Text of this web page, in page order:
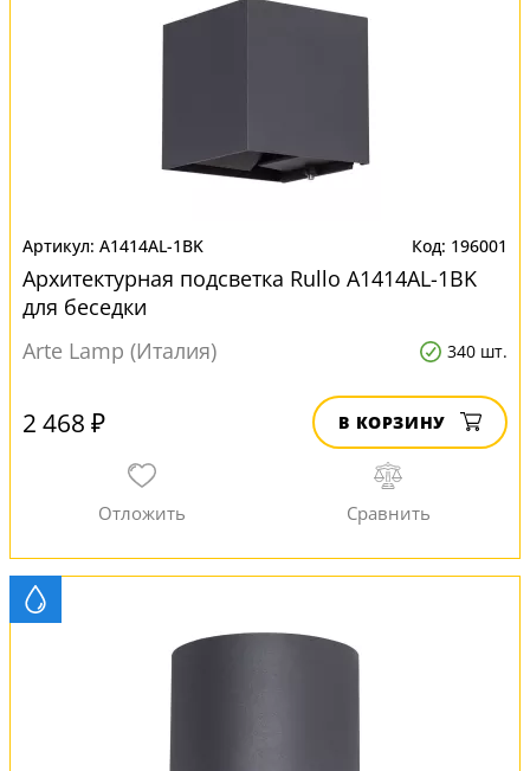
A1414AL-1BK 196001
Архитектурная подсветка Rullo A1414AL-1BK
для беседки
Arte Lamp (Италия)
340 шт.
2 468 ₽ В КОРЗИНУ